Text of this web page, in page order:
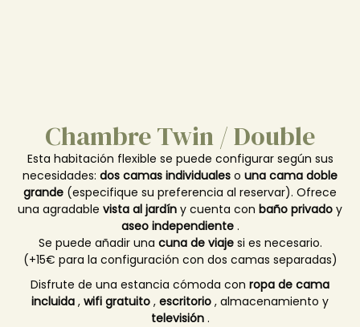
Chambre Twin / Double
Esta habitación flexible se puede configurar según sus
necesidades: dos camas individuales o una cama doble
grande (especifique su preferencia al reservar). Ofrece
una agradable vista al jardín y cuenta con baño privado y
aseo independiente.
Se puede añadir una cuna de viajesi es necesario.
(+15€ para la configuración con dos camas separadas)
Disfrute de una estancia cómoda con ropa de cama
incluida , wifi gratuito , escritorio , almacenamiento y
televisión.